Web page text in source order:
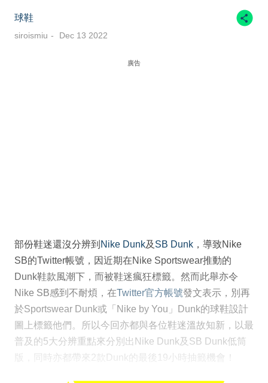
球鞋
siroismiu Dec 13 2022
廣告
部份鞋迷還沒分辨到 Nike Dunk及 SB Dunk ，導致Nike
SB的Twitter帳號，因近期在Nike Sportswear推動的
Dunk鞋款風潮下，而被鞋迷瘋狂標籤。然而此舉亦令
Nike SB感到不耐煩，在Twitter官方帳號發文表示，別再
於Sportswear Dunk或「Nike by You」Dunk的球鞋設計
圖上標籤他們。所以今回亦都與各位鞋迷溫故知新，以最
普及的5大分辨重點來分別出Nike Dunk及SB Dunk低筒
版，同時亦都帶來2款Dunk的最後19小時抽籤機會！